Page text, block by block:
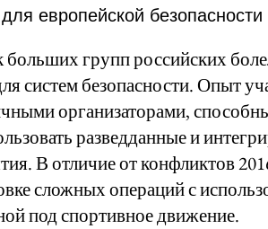
европейской
групп российских
систем безопасности. Опыт
организаторами,
разведданные и
В отличие от конфликтов
сложных операций с
под спортивное движение.